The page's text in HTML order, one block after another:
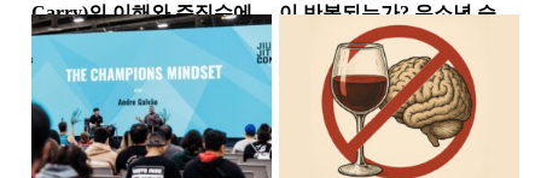
Carry)의 이해와 주짓수에서
의 활용
스탠딩
이 반복되는가? 유소년 승급
논란이 던진 구조적...